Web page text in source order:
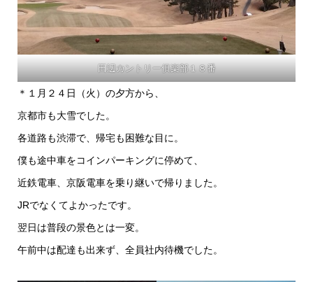
田辺カントリー俱楽部１８番
＊１月２４日（火）の夕方から、
京都市も大雪でした。
各道路も渋滞で、帰宅も困難な目に。
僕も途中車をコインパーキングに停めて、
近鉄電車、京阪電車を乗り継いで帰りました。
JRでなくてよかったです。
翌日は普段の景色とは一変。
午前中は配達も出来ず、全員社内待機でした。